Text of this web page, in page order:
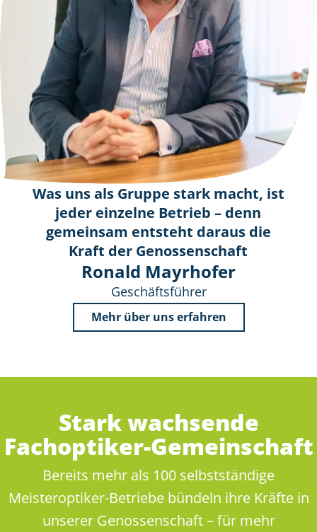
Was uns als Gruppe stark macht, ist
jeder einzelne Betrieb – denn
gemeinsam entsteht daraus die
Kraft der Genossenschaft
Ronald Mayrhofer
Geschäftsführer
Mehr über uns erfahren
Stark wachsende
Fachoptiker-Gemeinschaft
Bereits mehr als 100 selbstständige
Meisteroptiker-Betriebe bündeln ihre Kräfte in
unserer Genossenschaft – für mehr